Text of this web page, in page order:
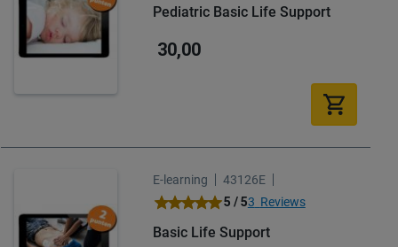
Pediatric Basic Life Support
30,00
E-learning
43126E
Waardering: 5 / 53 Reviews
Basic Life Support